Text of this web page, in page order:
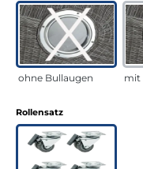
ohne Bullaugen mit
Rollensatzauswählen